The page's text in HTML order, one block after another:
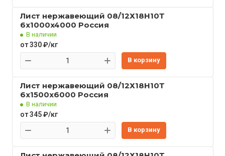
Лист нержавеющий 08/12Х18Н10Т
6x1000x4000 Россия
В наличии
от 330 ₽/кг
В корзину
Лист нержавеющий 08/12Х18Н10Т
6x1500x6000 Россия
В наличии
от 345 ₽/кг
В корзину